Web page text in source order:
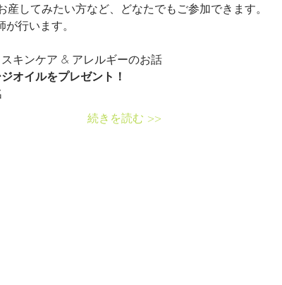
してみたい方など、どなたでもご参加できます。
行います。
キンケア & アレルギーのお話
をプレゼント！
続きを読む >>